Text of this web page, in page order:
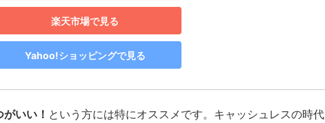
楽天市場で見る
Yahoo!ショッピングで見る
いい！ という方には特にオススメです。キャッシュレスの時代